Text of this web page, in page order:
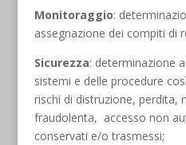
Monitoraggio:
assegnazione dei compiti di
Sicurezza: determinazione
sistemi e delle procedure
rischi di distruzione, perdita,
fraudolenta, accesso non
conservati e/o trasmessi;